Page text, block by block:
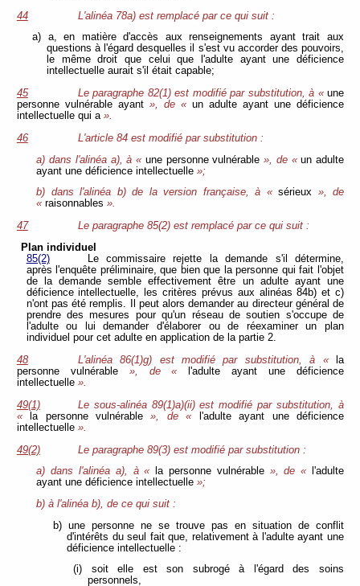
44
L'alinéa 78a) est remplacé par ce qui suit :
a) a, en matière d'accès aux renseignements ayant trait aux
questions à l'égard desquelles il s'est vu accorder des pouvoirs,
le même droit que celui que l'adulte ayant une déficience
intellectuelle aurait s'il était capable;
45
Le paragraphe 82(1) est modifié par substitution, à «une
personne vulnérable ayant », de «un adulte ayant une déficience
intellectuelle qui a ».
46
L'article 84 est modifié par substitution :
a) dans l'alinéa a), à « une personne vulnérable», de «un adulte
ayant une déficience intellectuelle»;
b) dans l'alinéa b) de la version française, à «sérieux », de
« raisonnables».
47
Le paragraphe 85(2) est remplacé par ce qui suit :
Plan individuel
85(2)
Le commissaire rejette la demande s'il détermine,
après l'enquête préliminaire, que bien que la personne qui fait l'objet
de la demande semble effectivement être un adulte ayant une
déficience intellectuelle, les critères prévus aux alinéas 84b) et c)
n'ont pas été remplis. Il peut alors demander au directeur général de
prendre des mesures pour qu'un réseau de soutien s'occupe de
l'adulte ou lui demander d'élaborer ou de réexaminer un plan
individuel pour cet adulte en application de la partie 2.
48
L'alinéa 86(1)g) est modifié par substitution, à «la
personne vulnérable », de « l'adulte ayant une déficience
intellectuelle ».
49(1)
Le sous-alinéa 89(1)a)(ii) est modifié par substitution, à
«la personne vulnérable», de « l'adulte ayant une déficience
intellectuelle ».
49(2)
Le paragraphe 89(3) est modifié par substitution :
a) dans l'alinéa a), à « la personne vulnérable », de « l'adulte
ayant une déficience intellectuelle»;
b) à l'alinéa b), de ce qui suit :
b) une personne ne se trouve pas en situation de conflit
d'intérêts du seul fait que, relativement à l'adulte ayant une
déficience intellectuelle :
(i) soit elle est son subrogé à l'égard des soins
personnels,